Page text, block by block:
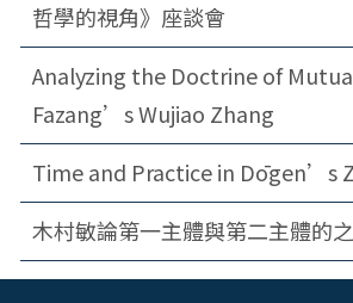
哲學的視角》座談會
Analyzing the Doctrine of
Fazang’s Wujiao Zhang
Time and Practice in Dōgen’s
木村敏論第一主體與第二主體的